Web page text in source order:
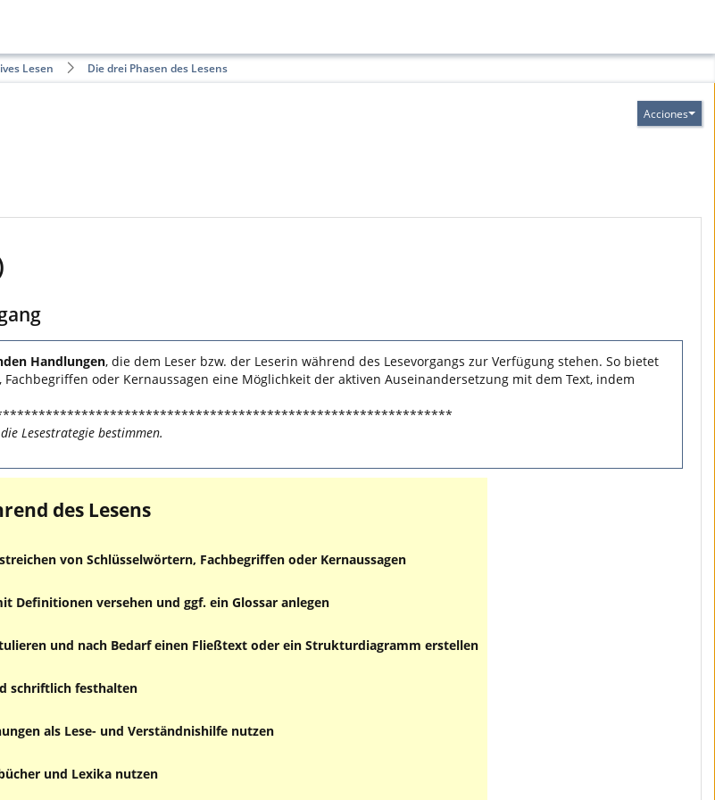
Lesen Die drei Phasen des Lesens
Acciones
Handlungen, die dem Leser bzw. der Leserin während des Lesevorgangs zur Verfügung stehen. So bietet
oder Kernaussagen eine Möglichkeit der aktiven Auseinandersetzung mit dem Text, indem
Lesestrategie bestimmen.
des Lesens
von Schlüsselwörtern, Fachbegriffen oder Kernaussagen
Definitionen versehen und ggf. ein Glossar anlegen
und nach Bedarf einen Fließtext oder ein Strukturdiagramm erstellen
schriftlich festhalten
als Lese- und Verständnishilfe nutzen
und Lexika nutzen